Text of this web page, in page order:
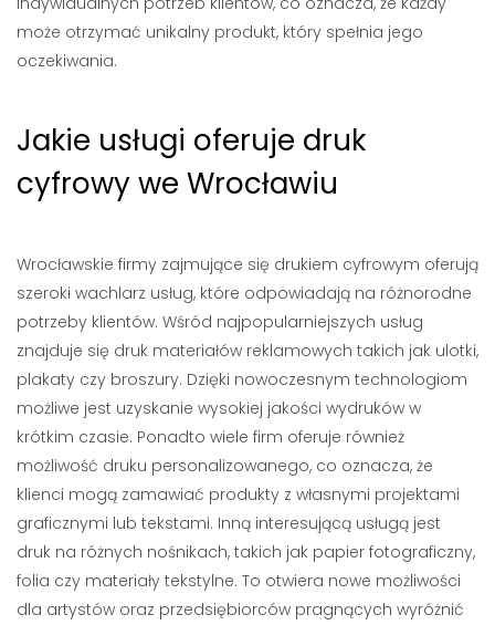
może otrzymać unikalny produkt, który spełnia jego
oczekiwania.
Jakie usługi oferuje druk
cyfrowy we Wrocławiu
Wrocławskie firmy zajmujące się drukiem cyfrowym oferują
szeroki wachlarz usług, które odpowiadają na różnorodne
potrzeby klientów. Wśród najpopularniejszych usług
znajduje się druk materiałów reklamowych takich jak ulotki,
plakaty czy broszury. Dzięki nowoczesnym technologiom
możliwe jest uzyskanie wysokiej jakości wydruków w
krótkim czasie. Ponadto wiele firm oferuje również
możliwość druku personalizowanego, co oznacza, że
klienci mogą zamawiać produkty z własnymi projektami
graficznymi lub tekstami. Inną interesującą usługą jest
druk na różnych nośnikach, takich jak papier fotograficzny,
folia czy materiały tekstylne. To otwiera nowe możliwości
dla artystów oraz przedsiębiorców pragnących wyróżnić